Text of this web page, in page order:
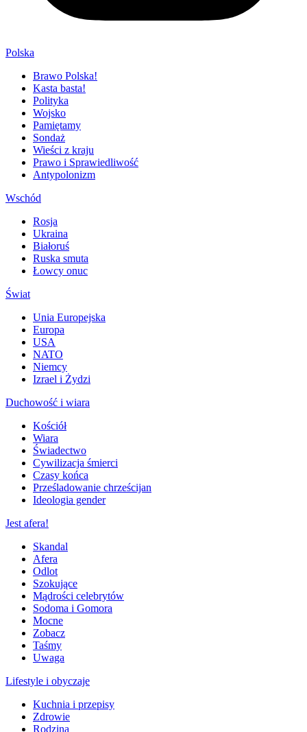
Polska
Brawo Polska!
Kasta basta!
Polityka
Wojsko
Pamiętamy
Sondaż
Wieści z kraju
Prawo i Sprawiedliwość
Antypolonizm
Wschód
Rosja
Ukraina
Białoruś
Ruska smuta
Łowcy onuc
Świat
Unia Europejska
Europa
USA
NATO
Niemcy
Izrael i Żydzi
Duchowość i wiara
Kościół
Wiara
Świadectwo
Cywilizacja śmierci
Czasy końca
Prześladowanie chrześcijan
Ideologia gender
Jest afera!
Skandal
Afera
Odlot
Szokujące
Mądrości celebrytów
Sodoma i Gomora
Mocne
Zobacz
Taśmy
Uwaga
Lifestyle i obyczaje
Kuchnia i przepisy
Zdrowie
Rodzina